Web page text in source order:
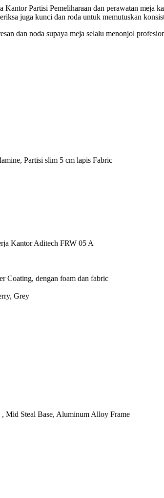
Partisi Pemeliharaan dan perawatan meja
juga kunci dan roda untuk memutuskan
dan noda supaya meja selalu menonjol
Partisi slim 5 cm lapis Fabric
Kantor Aditech FRW 05 A
Coating, dengan foam dan fabric
Grey
Mid Steal Base, Aluminum Alloy Frame